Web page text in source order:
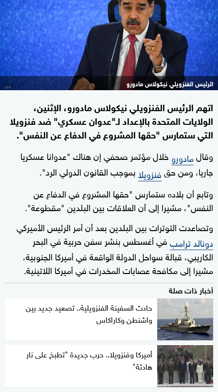
الرئيس الفنزويلي نيكولاس مادورو
اتهم الرئيس الفنزويلي نيكولاس مادورو، الإثنين،
الولايات المتحدة بالإعداد لـ"عدوان عسكري" ضد فنزويلا
التي ستمارس "حقها المشروع في الدفاع عن النفس".
وقالمادورو خلال مؤتمر صحفي إن هناك "عدوانا عسكريا
جاريا، ومن حقفنزويلابموجب القانون الدولي الرد".
وتابع أن بلاده ستمارس "حقها المشروع في الدفاع عن
النفس"، مشيرا إلى أن العلاقات بين البلدين "مقطوعة".
وتصاعدت التوترات بين البلدين بعد أن أمر الرئيس الأميركي
دونالد ترامبفي أغسطس بنشر سفن حربية في البحر
الكاريبي، قبالة سواحل الدولة الواقعة في أميركا الجنوبية،
مشيرا إلى مكافحة عصابات المخدرات في أميركا اللاتينية.
أخبار ذات صلة
حادث السفينة الفنزويلية.. تصعيد جديد بين
واشنطن وكاراكاس
أميركا وفنزويلا.. حرب جديدة "تطبخ على نار
هادئة"